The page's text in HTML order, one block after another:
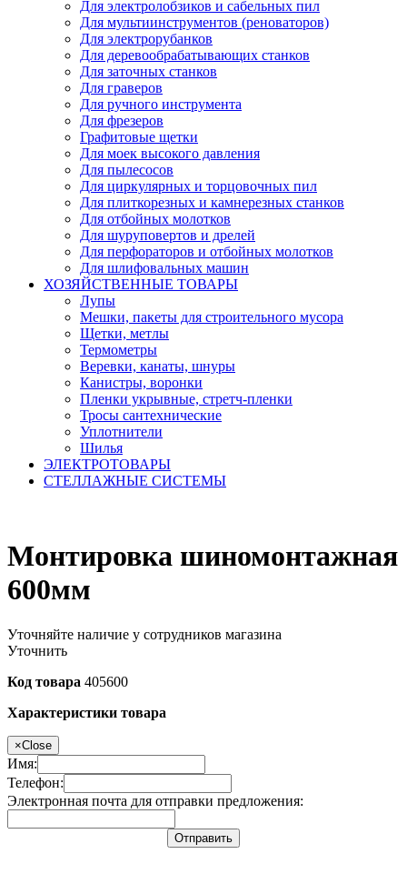
Для электролобзиков и сабельных пил
Для мультиинструментов (реноваторов)
Для электрорубанков
Для деревообрабатывающих станков
Для заточных станков
Для граверов
Для ручного инструмента
Для фрезеров
Графитовые щетки
Для моек высокого давления
Для пылесосов
Для циркулярных и торцовочных пил
Для плиткорезных и камнерезных станков
Для отбойных молотков
Для шуруповертов и дрелей
Для перфораторов и отбойных молотков
Для шлифовальных машин
ХОЗЯЙСТВЕННЫЕ ТОВАРЫ
Лупы
Мешки, пакеты для строительного мусора
Щетки, метлы
Термометры
Веревки, канаты, шнуры
Канистры, воронки
Пленки укрывные, стретч-пленки
Тросы сантехнические
Уплотнители
Шилья
ЭЛЕКТРОТОВАРЫ
СТЕЛЛАЖНЫЕ СИСТЕМЫ
Монтировка шиномонтажная
600мм
Уточняйте наличие у сотрудников магазина
Уточнить
Код товара 405600
Характеристики товара
×Close
Имя:
Телефон:
Электронная почта для отправки предложения:
Отправить